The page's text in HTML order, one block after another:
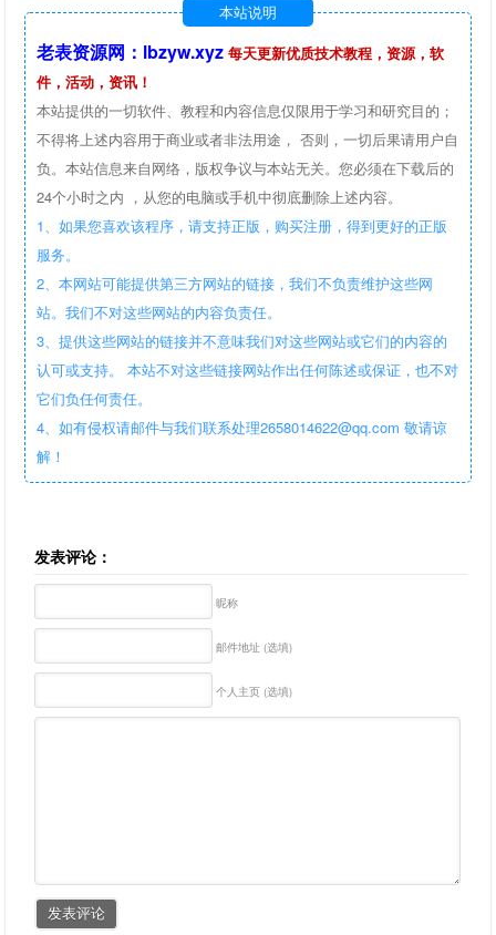
本站说明
老表资源网：lbzyw.xyz 每天更新优质技术教程，资源，软
件，活动，资讯！
本站提供的一切软件、教程和内容信息仅限用于学习和研究目的；
不得将上述内容用于商业或者非法用途， 否则，一切后果请用户自
负。本站信息来自网络，版权争议与本站无关。您必须在下载后的
24个小时之内 ，从您的电脑或手机中彻底删除上述内容。
1、如果您喜欢该程序，请支持正版，购买注册，得到更好的正版
服务。
2、本网站可能提供第三方网站的链接，我们不负责维护这些网
站。我们不对这些网站的内容负责任。
3、提供这些网站的链接并不意味我们对这些网站或它们的内容的
认可或支持。 本站不对这些链接网站作出任何陈述或保证，也不对
它们负任何责任。
4、如有侵权请邮件与我们联系处理2658014622@qq.com 敬请谅
解！
发表评论：
昵称
邮件地址 (选填)
个人主页 (选填)